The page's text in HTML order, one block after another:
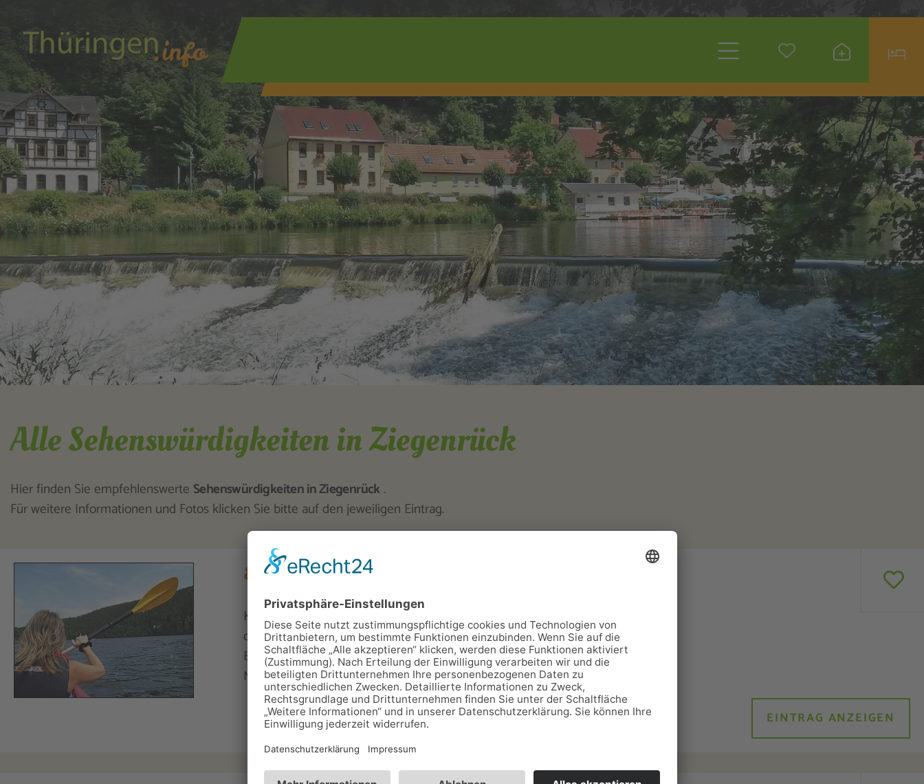
Wonach suchen Sie?
Alle Sehenswürdigkeiten in Ziegenrück
Hier finden Sie empfehlenswerte Sehenswürdigkeiten in Ziegenrück.
Für weitere Informationen und Fotos klicken Sie bitte auf den jeweiligen Eintrag.
Eiscafe Wasserziege
Kanuverleih ab Ziegenrück auf dem Hohenwartestausee - Ihr Wassererlebnis
der besonderen Art. Für jeden Typ gibt es unterschiedliche Tourenvorschläge, z.
B. Tagestour für Genießer, sportliche Tagestouren, Angeltour oder
Mehrtagestouren.
EINTRAG ANZEIGEN